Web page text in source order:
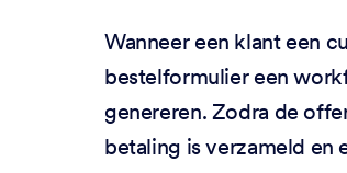
Wanneer een klant een
bestelformulier een
genereren. Zodra de
betaling is verzameld en